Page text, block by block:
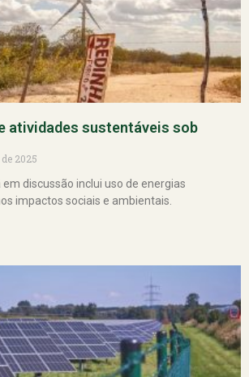
atividades sustentáveis sob
2025
discussão inclui uso de energias
impactos sociais e ambientais.